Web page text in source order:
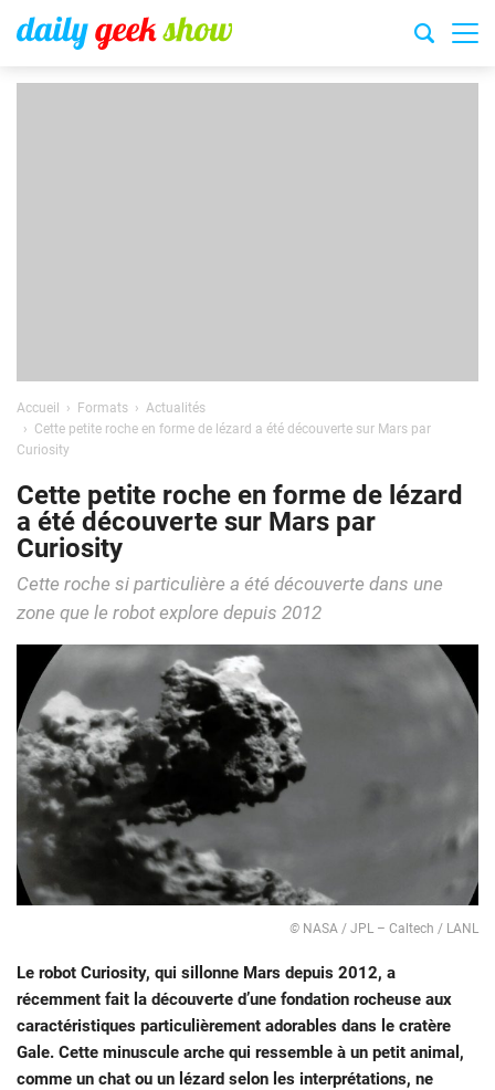
Accueil Formats
Actualités
Cette petite roche en forme de lézard a été découverte sur Mars par
Curiosity
Cette petite roche en forme de lézard
a été découverte sur Mars par
Curiosity
Cette roche si particulière a été découverte dans une
zone que le robot explore depuis 2012
© NASA / JPL – Caltech / LANL
Le robot Curiosity, qui sillonne Mars depuis 2012, a
récemment fait la découverte d’une fondation rocheuse aux
caractéristiques particulièrement adorables dans le cratère
Gale. Cette minuscule arche qui ressemble à un petit animal,
comme un chat ou un lézard selon les interprétations, ne